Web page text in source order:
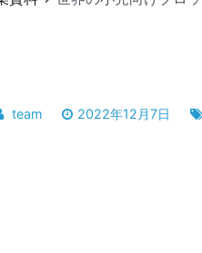
team 2022年12月7日